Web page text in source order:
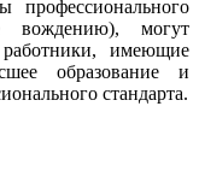
вождению), могут
работники, имеющие
образование и
стандарта.